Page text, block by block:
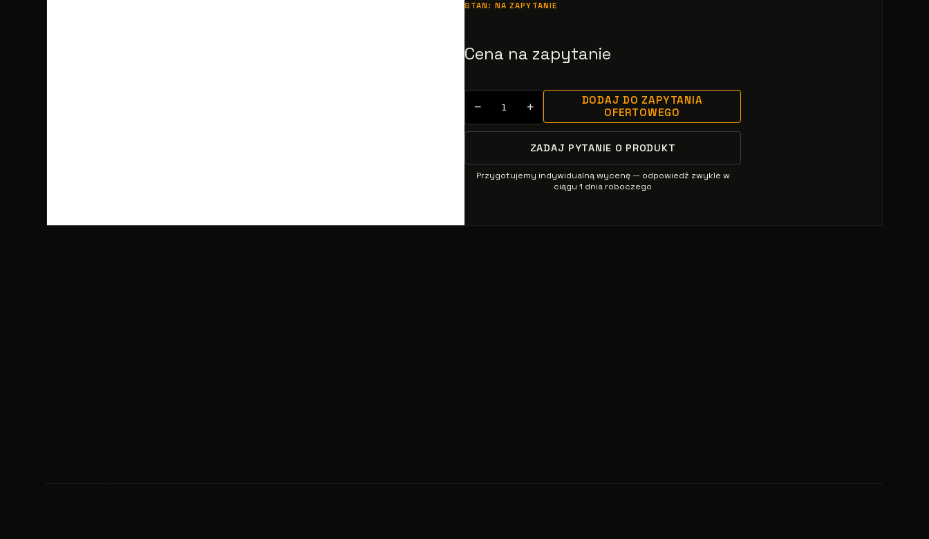
STAN: NA ZAPYTANIE
Cena na zapytanie
− +
DODAJ DO ZAPYTANIA
OFERTOWEGO
ZADAJ PYTANIE O PRODUKT
Przygotujemy indywidualną wycenę — odpowiedź zwykle w
ciągu 1 dnia roboczego